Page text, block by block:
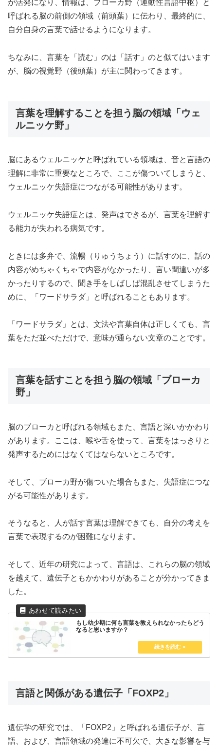
が活発になり、情報は、ブローカ野（運動性言語中枢）と
呼ばれる脳の前側の領域（前頭葉）に伝わり、最終的に、
自分自身の言葉で話せるようになります。
ちなみに、言葉を「読む」のは「話す」のと似てはいます
が、脳の視覚野（後頭葉）が主に関わってきます。
言葉を理解することを担う脳の領域「ウェ
ルニッケ野」
脳にあるウェルニッケと呼ばれている領域は、音と言語の
理解に非常に重要なところで、ここが傷ついてしまうと、
ウェルニッケ失語症につながる可能性があります。
ウェルニッケ失語症とは、発声はできるが、言葉を理解す
る能力が失われる病気です。
ときには多弁で、流暢（りゅうちょう）に話すのに、話の
内容がめちゃくちゃで内容がなかったり、言い間違いが多
かったりするので、聞き手をしばしば混乱させてしまうた
めに、「ワードサラダ」と呼ばれることもあります。
「ワードサラダ」とは、文法や言葉自体は正しくても、言
葉をただ並べただけで、意味が通らない文章のことです。
言葉を話すことを担う脳の領域「ブローカ
野」
脳のブローカと呼ばれる領域もまた、言語と深いかかわり
があります。ここは、喉や舌を使って、言葉をはっきりと
発声するためにはなくてはならないところです。
そして、ブローカ野が傷ついた場合もまた、失語症につな
がる可能性があります。
そうなると、人が話す言葉は理解できても、自分の考えを
言葉で表現するのが困難になります。
そして、近年の研究によって、言語は、これらの脳の領域
を越えて、遺伝子ともかかわりがあることが分かってきま
した。
もし幼少期に何も言葉を教えられなかったらどう
なると思いますか？
言語と関係がある遺伝子「FOXP2」
遺伝学の研究では、「FOXP2」と呼ばれる遺伝子が、言
語、および、言語領域の発達に不可欠で、大きな影響を与